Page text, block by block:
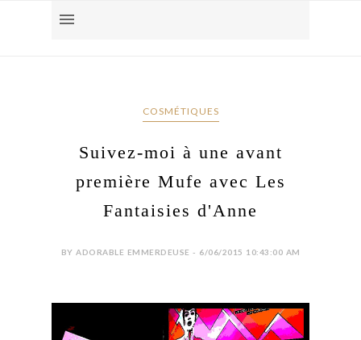
COSMÉTIQUES
Suivez-moi à une avant
première Mufe avec Les
Fantaisies d'Anne
BY ADORABLE EMMERDEUSE - 6/06/2015 10:43:00 AM